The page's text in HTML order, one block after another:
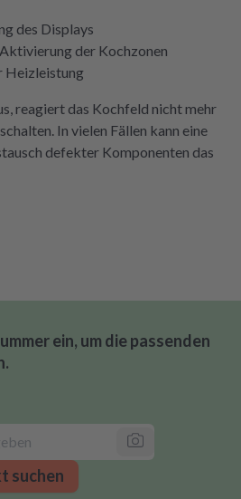
des Displays
der Kochzonen
Heizleistung
reagiert das Kochfeld nicht mehr
In vielen Fällen kann eine
defekter Komponenten das
ein, um die passenden
suchen